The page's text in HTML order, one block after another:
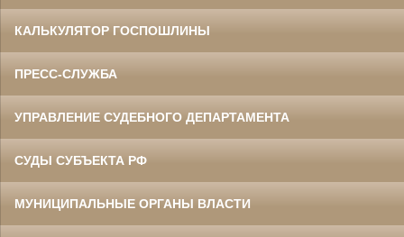
КАЛЬКУЛЯТОР ГОСПОШЛИНЫ
ПРЕСС-СЛУЖБА
УПРАВЛЕНИЕ СУДЕБНОГО ДЕПАРТАМЕНТА
СУДЫ СУБЪЕКТА РФ
МУНИЦИПАЛЬНЫЕ ОРГАНЫ ВЛАСТИ